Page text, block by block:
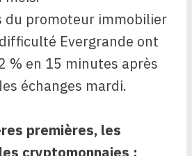
du promoteur immobilier
Evergrande ont
% en 15 minutes après
échanges mardi.
premières, les